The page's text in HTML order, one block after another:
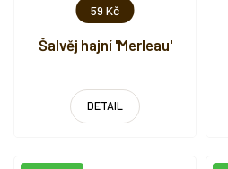
59 Kč
Šalvěj hajní 'Merleau'
DETAIL